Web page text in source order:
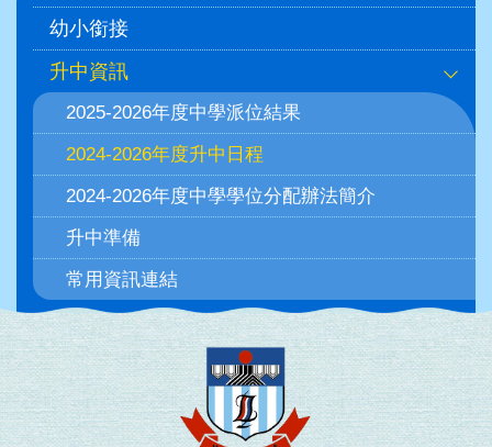
navigation
幼小銜接
升中資訊
2025-2026年度中學派位結果
2024-2026年度升中日程
2024-2026年度中學學位分配辦法簡介
升中準備
常用資訊連結